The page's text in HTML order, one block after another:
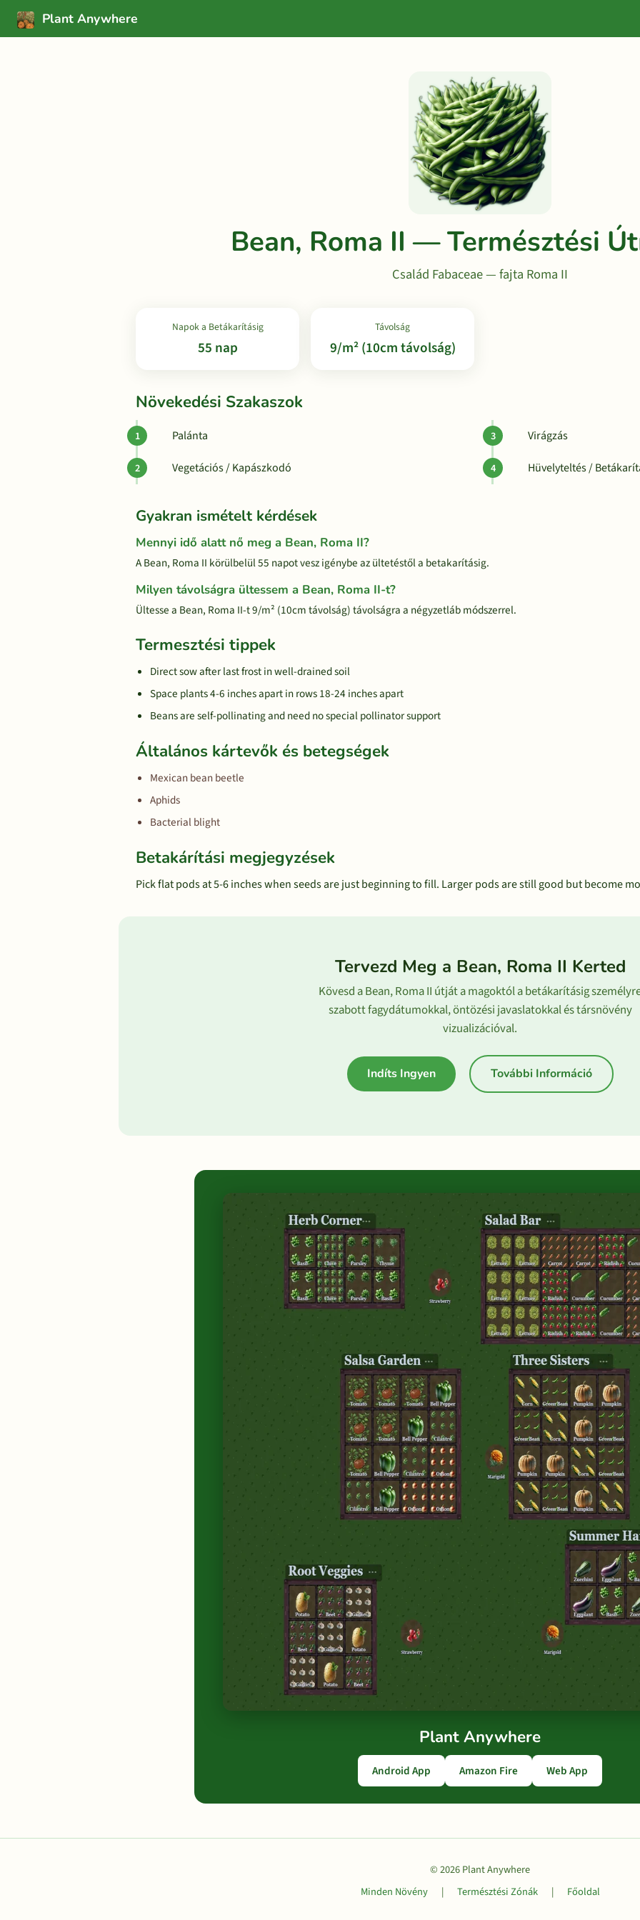
Plant Anywhere
Bean, Roma II — Természtési
Család Fabaceae — fajta Roma II
Napok a Betákarításig
55 nap
Távolság
9/m² (10cm távolság)
Növekedési Szakaszok
Palánta
Vegetációs / Kapászkodó
Virágzás
Hüvelyteltés /
Gyakran ismételt kérdések
Mennyi idő alatt nő meg a Bean, Roma II?
A Bean, Roma II körülbelül 55 napot vesz igénybe az ültetéstől a betakarításig.
Milyen távolságra ültessem a Bean, Roma II-t?
Ültesse a Bean, Roma II-t 9/m² (10cm távolság) távolságra a négyzetláb módszerrel.
Termesztési tippek
Direct sow after last frost in well-drained soil
Space plants 4-6 inches apart in rows 18-24 inches apart
Beans are self-pollinating and need no special pollinator support
Általános kártevők és betegségek
Mexican bean beetle
Aphids
Bacterial blight
Betakárítási megjegyzések
Pick flat pods at 5-6 inches when seeds are just beginning to fill. Larger pods are still good but become
Tervezd Meg a Bean, Roma II Kerted
Kövesd a Bean, Roma II útját a magoktól a betákarításig
szabott fagydátumokkal, öntözési javaslatokkal és társnövény
vizualizációval.
Indíts Ingyen További Információ
Plant Anywhere
Android App Amazon Fire Web App
© 2026 Plant Anywhere
Minden Növény
| Természtési Zónák | Főoldal